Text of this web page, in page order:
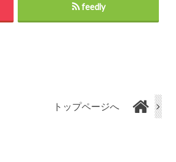
feedly
トップページへ